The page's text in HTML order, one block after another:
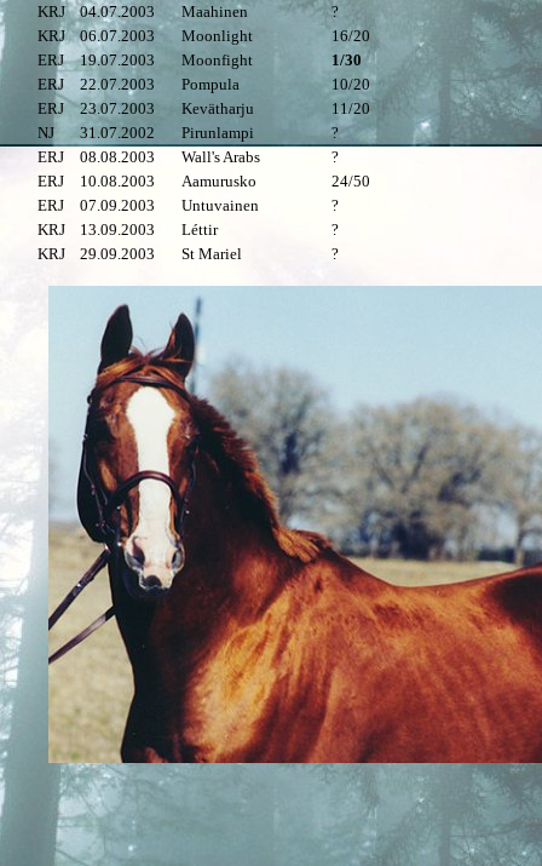
KRJ
04.07.2003 Maahinen
?
KRJ
06.07.2003 Moonlight
16/20
ERJ
19.07.2003 Moonfight
1/30
ERJ
22.07.2003 Pompula
10/20
ERJ
23.07.2003 Kevätharju
11/20
NJ
31.07.2002 Pirunlampi
?
ERJ
08.08.2003 Wall's Arabs
?
ERJ
10.08.2003 Aamurusko
24/50
ERJ
07.09.2003 Untuvainen
?
KRJ
13.09.2003 Léttir
?
KRJ
29.09.2003 St Mariel ?